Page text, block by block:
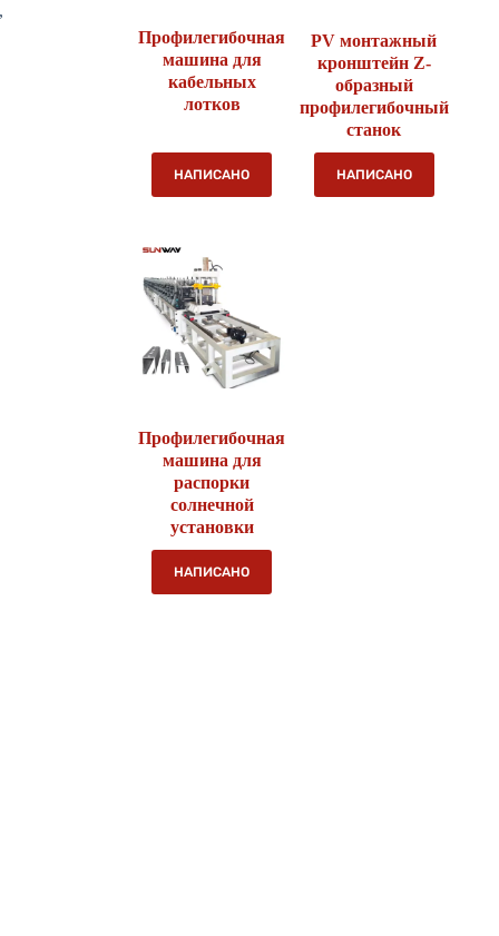
Профилегибочная
машина для
кабельных
лотков
НАПИСАНО
PV монтажный
кронштейн Z-
образный
профилегибочный
станок
НАПИСАНО
Профилегибочная
машина для
распорки
солнечной
установки
НАПИСАНО